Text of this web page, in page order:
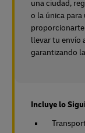
una ciudad,
o la única para
llevar tu envío
garantizando
Incluye lo